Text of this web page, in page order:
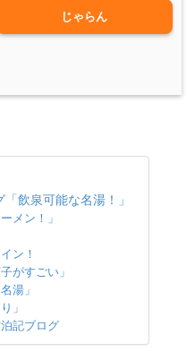
じゃらん
飲泉可能な名湯！」
メン！」
ン！
がすごい」
湯」
」
記ブログ